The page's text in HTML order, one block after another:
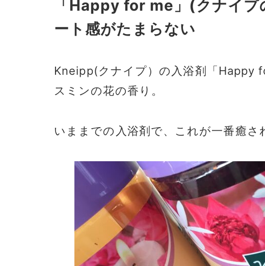
「Happy for me」(クナイ
ート感がたまらない
Kneipp(クナイプ）の入浴剤「Happy
スミンの花の香り。
いままでの入浴剤で、 これが一番癒さ